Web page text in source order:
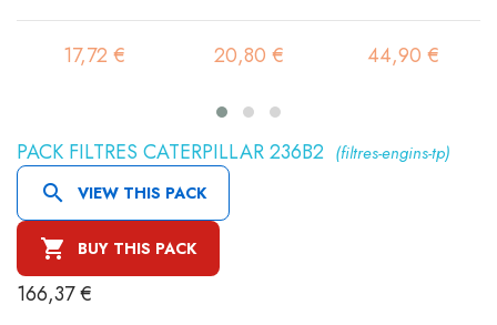
17,72 € 20,80 € 44,90 €
PACK FILTRES CATERPILLAR 236B2 (filtres-engins-tp)
 VIEW THIS PACK
 BUY THIS PACK
166,37 €